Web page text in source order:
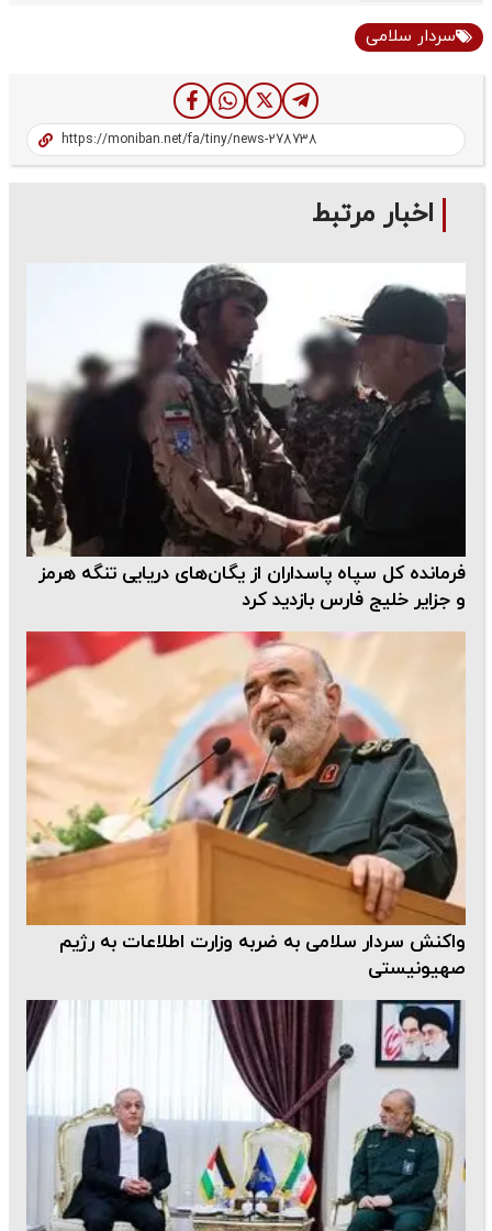
سردار سلامی
اخبار مرتبط
فرمانده‌ کل سپاه پاسداران از یگان‌های دریایی تنگه هرمز
و جزایر خلیج‌ فارس بازدید کرد
واکنش سردار سلامی به ضربه وزارت اطلاعات به رژیم
صهیونیستی